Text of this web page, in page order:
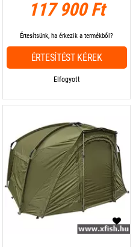
117 900 Ft
Elfogyott
Értesítsünk, ha érkezik a termékből?
ÉRTESÍTÉST KÉREK